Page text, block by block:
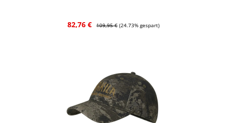
Verkaufspreis:
82,76 € Regulärer Preis:
109,95 € (24.73% gespart)